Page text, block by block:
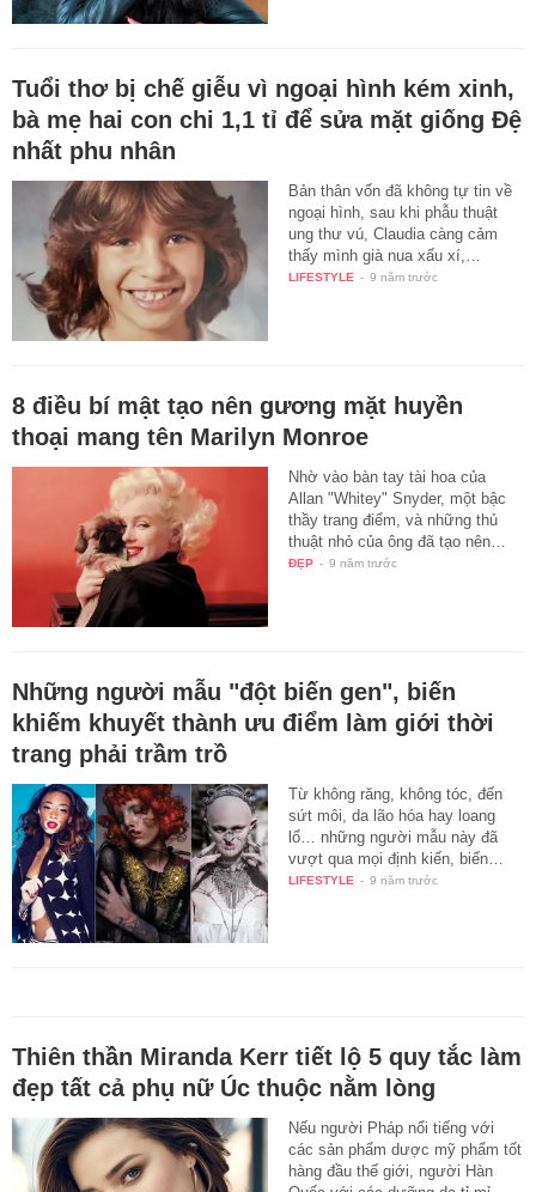
Tuổi thơ bị chế giễu vì ngoại hình kém xinh,
bà mẹ hai con chi 1,1 tỉ để sửa mặt giống Đệ
nhất phu nhân
Bản thân vốn đã không tự tin về
ngoại hình, sau khi phẫu thuật
ung thư vú, Claudia càng cảm
thấy mình già nua xấu xí,…
LIFESTYLE - 9 năm trước
8 điều bí mật tạo nên gương mặt huyền
thoại mang tên Marilyn Monroe
Nhờ vào bàn tay tài hoa của
Allan "Whitey" Snyder, một bậc
thầy trang điểm, và những thủ
thuật nhỏ của ông đã tạo nên…
ĐẸP - 9 năm trước
Những người mẫu "đột biến gen", biến
khiếm khuyết thành ưu điểm làm giới thời
trang phải trầm trồ
Từ không răng, không tóc, đến
sứt môi, da lão hóa hay loang
lổ… những người mẫu này đã
vượt qua mọi định kiến, biến…
LIFESTYLE - 9 năm trước
Thiên thần Miranda Kerr tiết lộ 5 quy tắc làm
đẹp tất cả phụ nữ Úc thuộc nằm lòng
Nếu người Pháp nổi tiếng với
các sản phẩm dược mỹ phẩm tốt
hàng đầu thế giới, người Hàn